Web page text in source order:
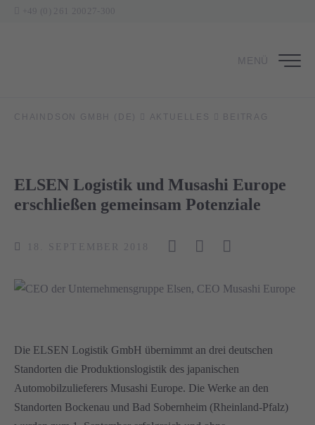
MENÜ
CHAINDSON GMBH (DE) AKTUELLES BEITRAG
ELSEN Logistik und Musashi Europe
erschließen gemeinsam Potenziale
18. SEPTEMBER 2018
Die ELSEN Logistik GmbH übernimmt an drei deutschen
Standorten die Produktionslogistik des japanischen
Automobilzulieferers Musashi Europe. Die Werke an den
Standorten Bockenau und Bad Sobernheim (Rheinland-Pfalz)